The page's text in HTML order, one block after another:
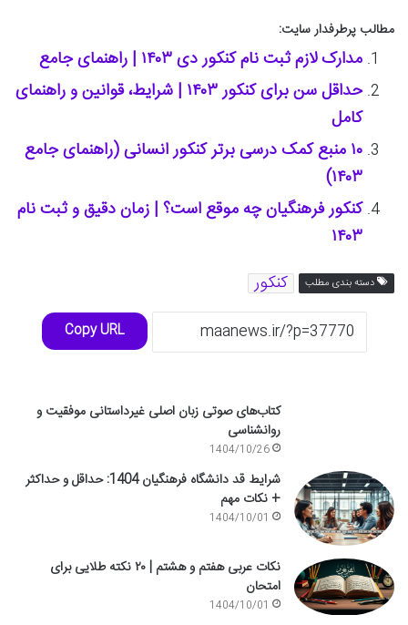
مطالب پرطرفدار سایت:
مدارک لازم ثبت نام کنکور دی ۱۴۰۳ | راهنمای جامع
حداقل سن برای کنکور ۱۴۰۳ | شرایط، قوانین و راهنمای
کامل
۱۰ منبع کمک درسی برتر کنکور انسانی (راهنمای جامع
۱۴۰۳)
کنکور فرهنگیان چه موقع است؟ | زمان دقیق و ثبت نام
۱۴۰۳
دسته بندی مطلب کنکور
Copy URL
کتاب‌های صوتی زبان اصلی غیرداستانی موفقیت و
روانشناسی
1404/10/26
شرایط قد دانشگاه فرهنگیان 1404: حداقل و حداکثر
+ نکات مهم
1404/10/01
نکات عربی هفتم و هشتم | ۲۰ نکته طلایی برای
امتحان
1404/10/01